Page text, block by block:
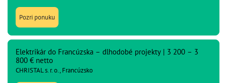
Pozri ponuku
Elektrikár do Francúzska – dlhodobé projekty | 3 200 – 3
800 € netto
CHRISTAL s. r. o., Francúzsko